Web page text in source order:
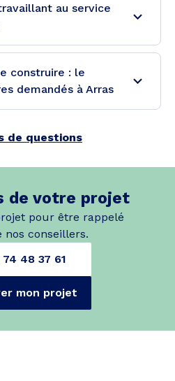
au service
construire : le
demandés à Arras
de questions
de votre projet
pour être rappelé
nos conseillers.
74 48 37 61
mon projet